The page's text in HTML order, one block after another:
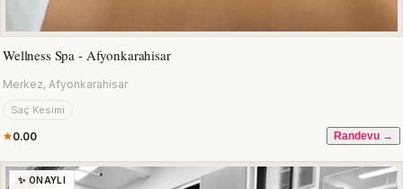
Wellness Spa - Afyonkarahisar
Merkez, Afyonkarahisar
Saç Kesimi
0.00 Randevu →
✨ ONAYLI